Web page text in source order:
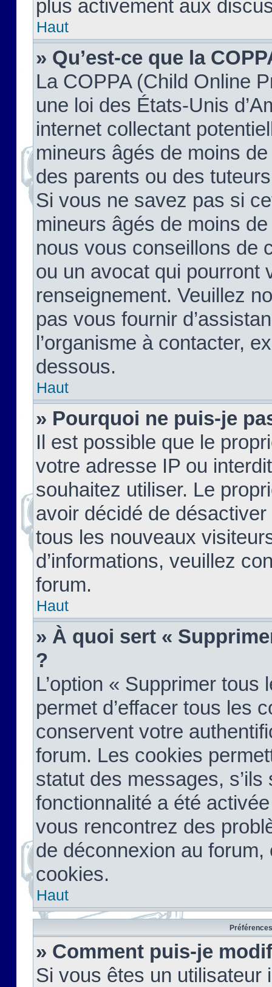
plus activement aux
Haut
» Qu’est-ce que la
La COPPA (Child Online
une loi des États-Unis
internet collectant
mineurs âgés de moins
des parents ou des
Si vous ne savez pas si
mineurs âgés de moins
nous vous conseillons de
ou un avocat qui pourront
renseignement. Veuillez
pas vous fournir
l’organisme à contacter,
dessous.
Haut
» Pourquoi ne puis-je
Il est possible que le
votre adresse IP ou
souhaitez utiliser. Le
avoir décidé de
tous les nouveaux
d’informations, veuillez
forum.
Haut
» À quoi sert «
?
L’option « Supprimer
permet d’effacer tous les
conservent votre
forum. Les cookies
statut des messages,
fonctionnalité a été
vous rencontrez des
de déconnexion au
cookies.
Haut
» Comment puis-je
Si vous êtes un